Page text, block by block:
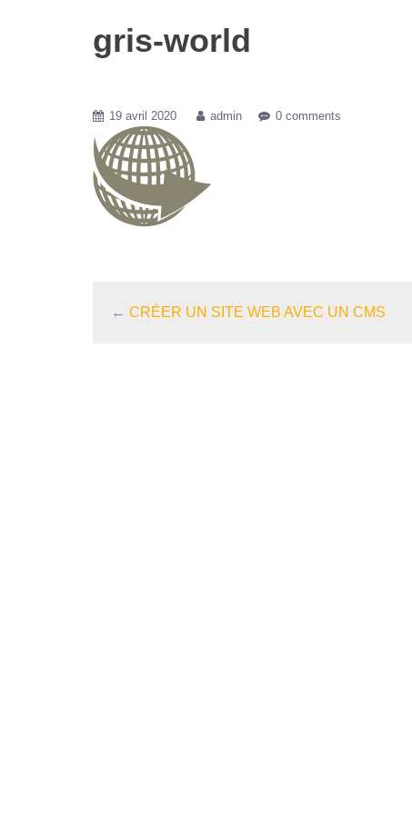
gris-world
19 avril 2020 admin 0 comments
← CRÉER UN SITE WEB AVEC UN CMS